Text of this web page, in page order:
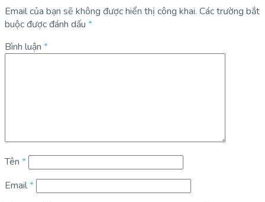
Email của bạn sẽ không được hiển thị công khai. Các trường bắt
buộc được đánh dấu *
Bình luận *
Tên *
Email*